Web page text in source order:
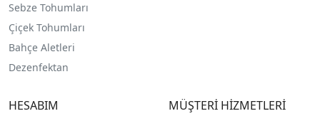
Sebze Tohumları
Çiçek Tohumları
Bahçe Aletleri
Dezenfektan
HESABIM MÜŞTERİ HİZMETLERİ